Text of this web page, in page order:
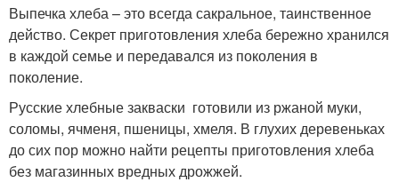
Выпечка хлеба – это всегда сакральное, таинственное
действо. Секрет приготовления хлеба бережно хранился
в каждой семье и передавался из поколения в
поколение.
Русские хлебные закваски готовили из ржаной муки,
соломы, ячменя, пшеницы, хмеля. В глухих деревеньках
до сих пор можно найти рецепты приготовления хлеба
без магазинных вредных дрожжей.